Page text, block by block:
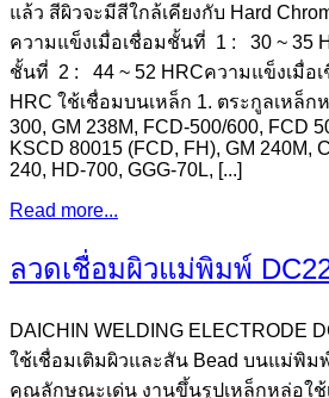
แล้ว สีผิวจะมีสีใกล้เคียงกับ Hard
ความแข็งเมื่อเชื่อมชั้นที่ 1 : 30 ~ 35
ชั้นที่ 2 : 44 ~ 52 HRCความแข็งเมื่อ
HRC ใช้เชื่อมบนเหล็ก 1. ตระกูลเหล็ก
300, GM 238M, FCD-500/600, FCD
KSCD 80015 (FCD, FH), GM 240M,
240, HD-700, GGG-70L, [...]
Read more...
ลวดเชื่อมผิวแม่พิมพ์
DAICHIN WELDING ELECTRODE
ใช้เชื่อมเติมผิวและสัน Bead บนแม่พิม
คุณลักษณะเด่น งานขึ้นรูปเหล็กหล่อใช้